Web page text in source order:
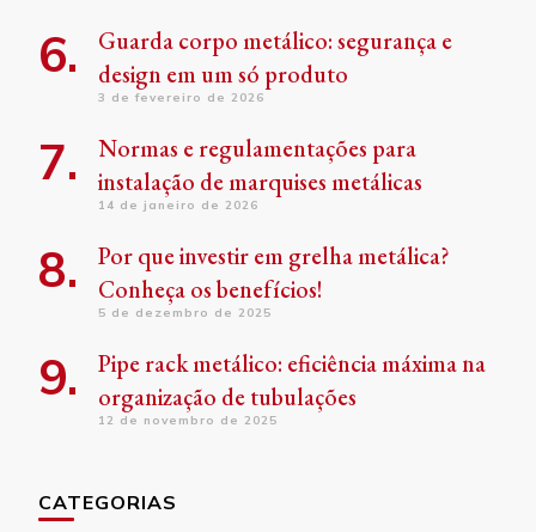
Guarda corpo metálico: segurança e
design em um só produto
3 de fevereiro de 2026
Normas e regulamentações para
instalação de marquises metálicas
14 de janeiro de 2026
Por que investir em grelha metálica?
Conheça os benefícios!
5 de dezembro de 2025
Pipe rack metálico: eficiência máxima na
organização de tubulações
12 de novembro de 2025
CATEGORIAS